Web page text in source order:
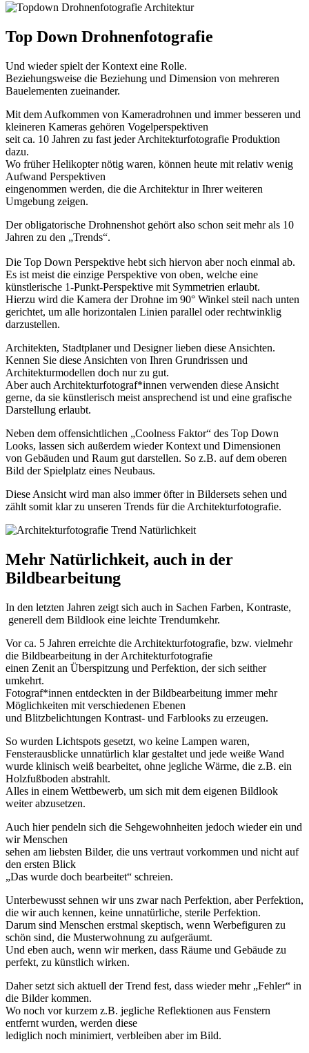
Top Down Drohnenfotografie
Und wieder spielt der Kontext eine Rolle.
Beziehungsweise die Beziehung und Dimension von mehreren
Bauelementen zueinander.
Mit dem Aufkommen von Kameradrohnen und immer besseren und
kleineren Kameras gehören Vogelperspektiven
seit ca. 10 Jahren zu fast jeder Architekturfotografie Produktion
dazu.
Wo früher Helikopter nötig waren, können heute mit relativ wenig
Aufwand Perspektiven
eingenommen werden, die die Architektur in Ihrer weiteren
Umgebung zeigen.
Der obligatorische Drohnenshot gehört also schon seit mehr als 10
Jahren zu den „Trends“.
Die Top Down Perspektive hebt sich hiervon aber noch einmal ab.
Es ist meist die einzige Perspektive von oben, welche eine
künstlerische 1-Punkt-Perspektive mit Symmetrien erlaubt.
Hierzu wird die Kamera der Drohne im 90° Winkel steil nach unten
gerichtet, um alle horizontalen Linien parallel oder rechtwinklig
darzustellen.
Architekten, Stadtplaner und Designer lieben diese Ansichten.
Kennen Sie diese Ansichten von Ihren Grundrissen und
Architekturmodellen doch nur zu gut.
Aber auch Architekturfotograf*innen verwenden diese Ansicht
gerne, da sie künstlerisch meist ansprechend ist und eine grafische
Darstellung erlaubt.
Neben dem offensichtlichen „Coolness Faktor“ des Top Down
Looks, lassen sich außerdem wieder Kontext und Dimensionen
von Gebäuden und Raum gut darstellen. So z.B. auf dem oberen
Bild der Spielplatz eines Neubaus.
Diese Ansicht wird man also immer öfter in Bildersets sehen und
zählt somit klar zu unseren Trends für die Architekturfotografie.
Mehr Natürlichkeit, auch in der
Bildbearbeitung
In den letzten Jahren zeigt sich auch in Sachen Farben, Kontraste,
generell dem Bildlook eine leichte Trendumkehr.
Vor ca. 5 Jahren erreichte die Architekturfotografie, bzw. vielmehr
die Bildbearbeitung in der Architekturfotografie
einen Zenit an Überspitzung und Perfektion, der sich seither
umkehrt.
Fotograf*innen entdeckten in der Bildbearbeitung immer mehr
Möglichkeiten mit verschiedenen Ebenen
und Blitzbelichtungen Kontrast- und Farblooks zu erzeugen.
So wurden Lichtspots gesetzt, wo keine Lampen waren,
Fensterausblicke unnatürlich klar gestaltet und jede weiße Wand
wurde klinisch weiß bearbeitet, ohne jegliche Wärme, die z.B. ein
Holzfußboden abstrahlt.
Alles in einem Wettbewerb, um sich mit dem eigenen Bildlook
weiter abzusetzen.
Auch hier pendeln sich die Sehgewohnheiten jedoch wieder ein und
wir Menschen
sehen am liebsten Bilder, die uns vertraut vorkommen und nicht auf
den ersten Blick
„Das wurde doch bearbeitet“ schreien.
Unterbewusst sehnen wir uns zwar nach Perfektion, aber Perfektion,
die wir auch kennen, keine unnatürliche, sterile Perfektion.
Darum sind Menschen erstmal skeptisch, wenn Werbefiguren zu
schön sind, die Musterwohnung zu aufgeräumt.
Und eben auch, wenn wir merken, dass Räume und Gebäude zu
perfekt, zu künstlich wirken.
Daher setzt sich aktuell der Trend fest, dass wieder mehr „Fehler“ in
die Bilder kommen.
Wo noch vor kurzem z.B. jegliche Reflektionen aus Fenstern
entfernt wurden, werden diese
lediglich noch minimiert, verbleiben aber im Bild.